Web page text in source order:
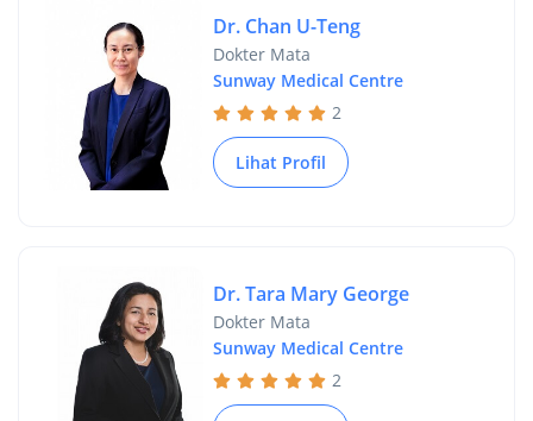
Dr. Chan U-Teng
Dokter Mata
Sunway Medical Centre
2
Lihat Profil
Dr. Tara Mary George
Dokter Mata
Sunway Medical Centre
2